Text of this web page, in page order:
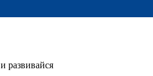
развивайся